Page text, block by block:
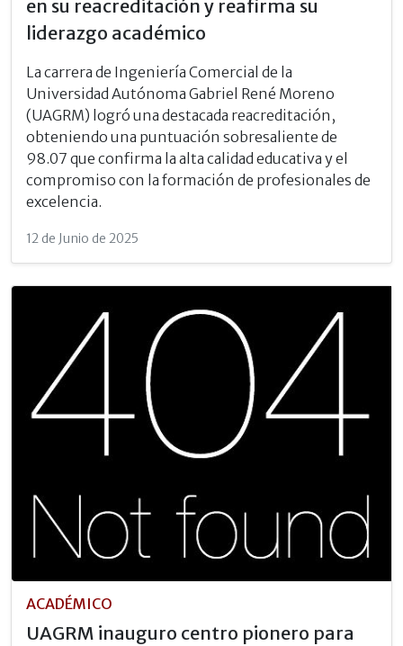
en su reacreditación y reafirma su
liderazgo académico
La carrera de Ingeniería Comercial de la
Universidad Autónoma Gabriel René Moreno
(UAGRM) logró una destacada reacreditación,
obteniendo una puntuación sobresaliente de
98.07 que confirma la alta calidad educativa y el
compromiso con la formación de profesionales de
excelencia.
12 de Junio de 2025
ACADÉMICO
UAGRM inauguro centro pionero para